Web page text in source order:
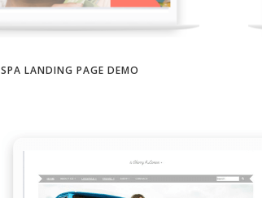
SPA LANDING PAGE DEMO